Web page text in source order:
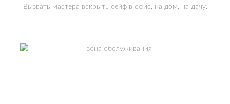
Вызвать мастера вскрыть сейф в офис, на дом, на дачу.